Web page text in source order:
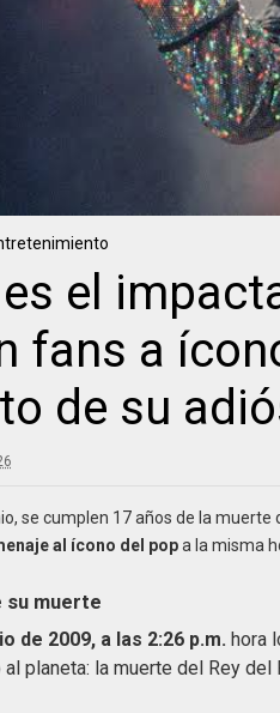
el
fans a
de su
se cumplen 17 años de la muerte
al ícono del popa la misma
su muerte
de 2009, a las 2:26 p.m. hora
planeta: la muerte del Rey del